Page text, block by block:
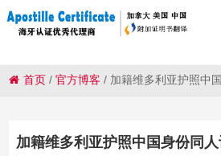
首页 /官方博客 / 加籍维多利亚护照中
加籍维多利亚护照中国身份同